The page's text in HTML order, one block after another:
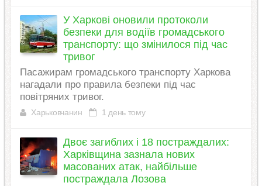
У Харкові оновили протоколи
безпеки для водіїв громадського
транспорту: що змінилося під час
тривог
Пасажирам громадського транспорту Харкова
нагадали про правила безпеки під час
повітряних тривог.
Харьковчанин 1 день тому
Двоє загиблих і 18 постраждалих:
Харківщина зазнала нових
масованих атак, найбільше
постраждала Лозова